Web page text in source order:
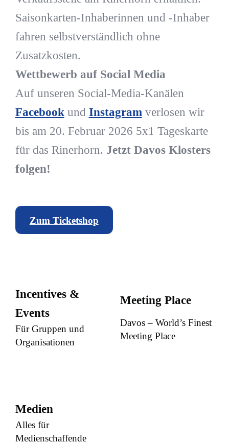
Saisonkarten-Inhaberinnen und -Inhaber
fahren selbstverständlich ohne
Zusatzkosten.
Wettbewerb auf Social Media
Auf unseren Social-Media-Kanälen
Facebookund Instagramverlosen wir
bis am 20. Februar 2026 5x1 Tageskarte
für das Rinerhorn. Jetzt Davos Klosters
folgen!
Zum Ticketshop
Incentives &
Events
Für Gruppen und
Organisationen
Meeting Place
Davos – World’s Finest
Meeting Place
Medien
Alles für
Medienschaffende